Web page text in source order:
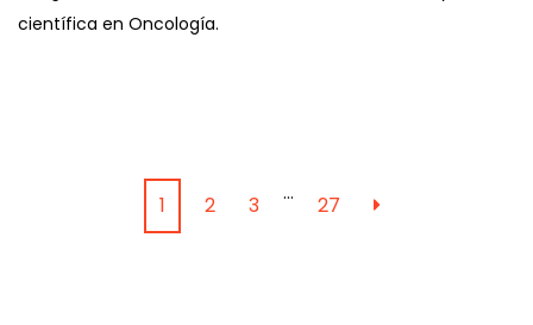
científica en Oncología.
1 2 3 … 27